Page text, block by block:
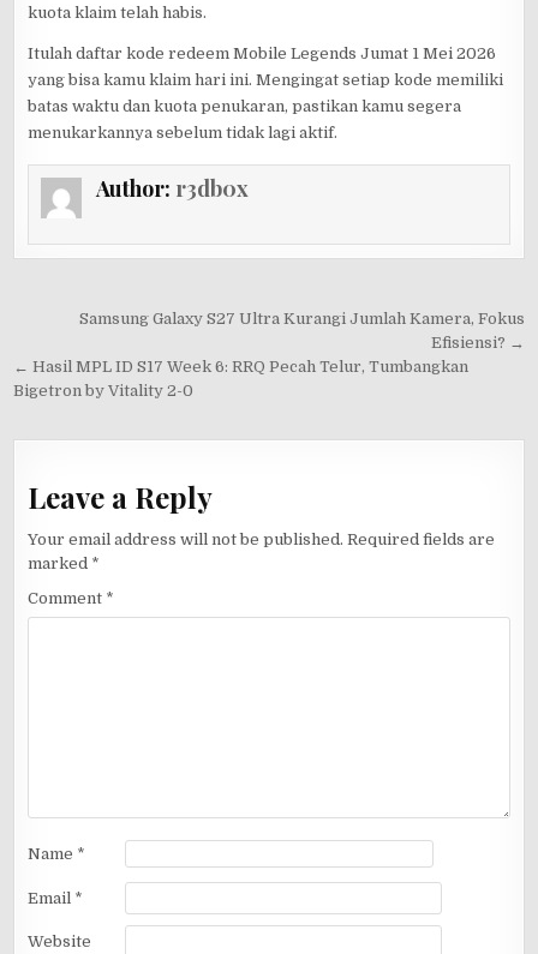
kuota klaim telah habis.
Itulah daftar kode redeem Mobile Legends Jumat 1 Mei 2026
yang bisa kamu klaim hari ini. Mengingat setiap kode memiliki
batas waktu dan kuota penukaran, pastikan kamu segera
menukarkannya sebelum tidak lagi aktif.
Author: r3db0x
Post
navigation
Samsung Galaxy S27 Ultra Kurangi Jumlah Kamera, Fokus
Efisiensi? →
← Hasil MPL ID S17 Week 6: RRQ Pecah Telur, Tumbangkan
Bigetron by Vitality 2-0
Leave a Reply
Your email address will not be published. Required fields are
marked *
Comment *
Name *
Email *
Website